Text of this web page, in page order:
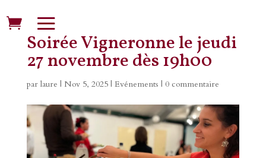
Soirée Vigneronne le jeudi
27 novembre dès 19h00
par laure | Nov 5, 2025| Evénements | 0 commentaire